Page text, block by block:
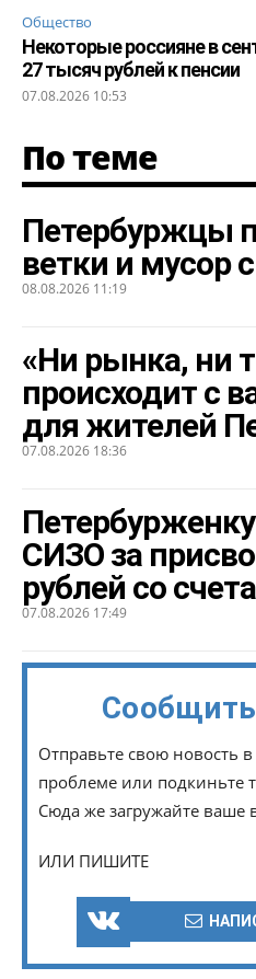
Общество
Некоторые россияне в
27 тысяч рублей к пенсии
07.08.2026 10:53
По теме
Петербуржцы
ветки и мусор
08.08.2026 11:19
«Ни рынка, ни
происходит с
для жителей
07.08.2026 18:36
СИЗО за
рублей со
07.08.2026 17:49
Отправьте свою новость
проблеме или подкиньте
Сюда же загружайте ваше
ИЛИ ПИШИТЕ